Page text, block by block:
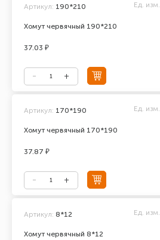
Хомут червячный 190*210
Артикул: 190*210 Ед. изм.
37.03 ₽
Хомут червячный 170*190
Артикул: 170*190 Ед. изм.
37.87 ₽
Хомут червячный 8*12
Артикул: 8*12 Ед. изм.